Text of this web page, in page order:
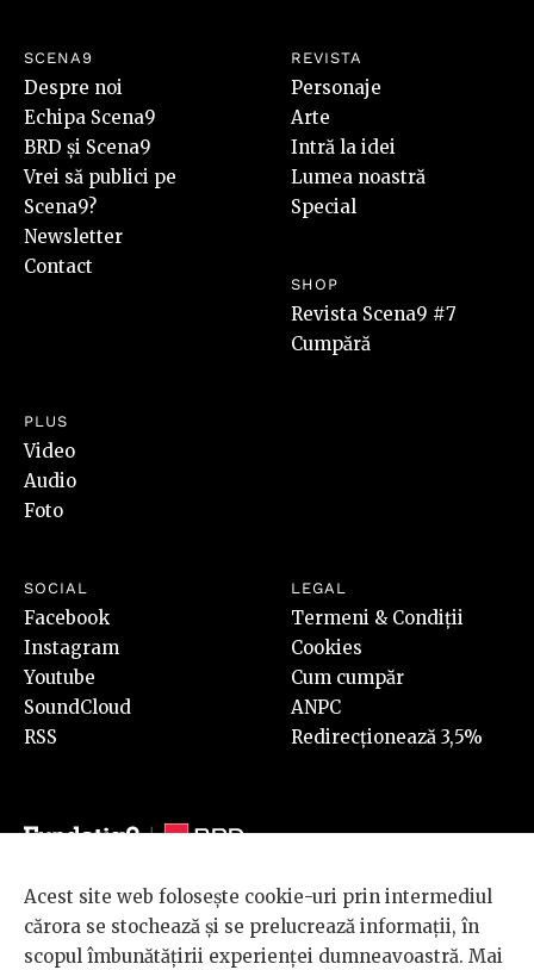
SCENA9
Despre noi
Echipa Scena9
BRD și Scena9
Vrei să publici pe
Scena9?
Newsletter
Contact
REVISTA
Personaje
Arte
Intră la idei
Lumea noastră
Special
SHOP
Revista Scena9 #7
Cumpără
PLUS
Video
Audio
Foto
SOCIAL
Facebook
Instagram
Youtube
SoundCloud
RSS
LEGAL
Termeni & Condiții
Cookies
Cum cumpăr
ANPC
Redirecționează 3,5%
© 2026 BRD Groupe Société Générale, toate drepturile rezervate.
Scena 9 este un proiect sustinut de
BRD GROUPE SOCIÉTÉ
Acest site web folosește cookie-uri prin intermediul
cărora se stochează și se prelucrează informații, în
scopul îmbunătățirii experienței dumneavoastră. Mai